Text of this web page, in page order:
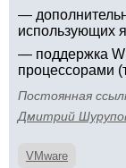
—
использующих
— поддержка
процессорами
Постоянная
Дмитрий
VMware